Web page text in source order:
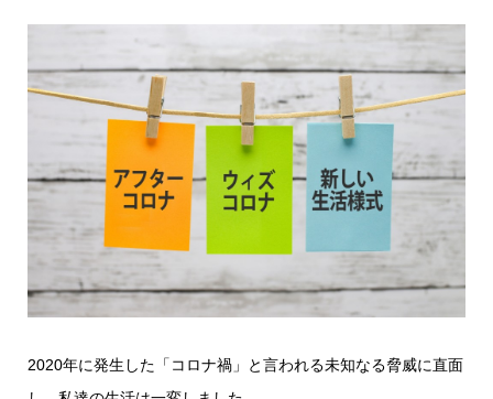
2020年に発生した「コロナ禍」と言われる未知なる脅威に直面